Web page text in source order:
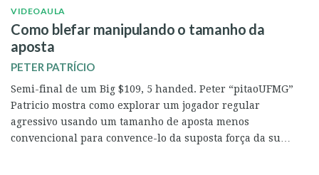
VIDEOAULA
Como blefar manipulando o tamanho da
aposta
PETER PATRÍCIO
Semi-final de um Big $109, 5 handed. Peter “pitaoUFMG”
Patricio mostra como explorar um jogador regular
agressivo usando um tamanho de aposta menos
convencional para convence-lo da suposta força da su…